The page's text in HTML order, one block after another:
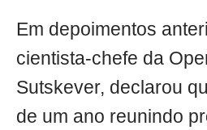
Em depoimentos
cientista-chefe da
Sutskever, declarou
de um ano reunindo